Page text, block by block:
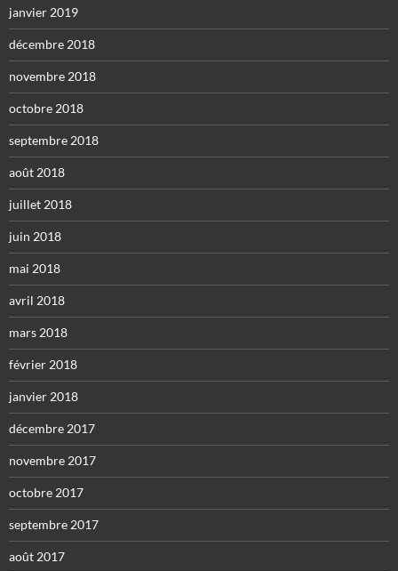
janvier 2019
décembre 2018
novembre 2018
octobre 2018
septembre 2018
août 2018
juillet 2018
juin 2018
mai 2018
avril 2018
mars 2018
février 2018
janvier 2018
décembre 2017
novembre 2017
octobre 2017
septembre 2017
août 2017